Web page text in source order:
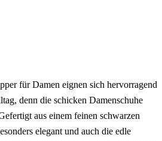
für Damen eignen sich hervorragend
denn die schicken Damenschuhe
aus einem feinen schwarzen
elegant und auch die edle